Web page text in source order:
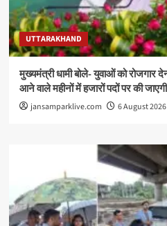
UTTARAKHAND
मुख्यमंत्री धामी बोले- युवाओं को रोजगार
आने वाले महीनों में हजारों पदों पर की जाएगी
jansamparklive.com 6 August 2026